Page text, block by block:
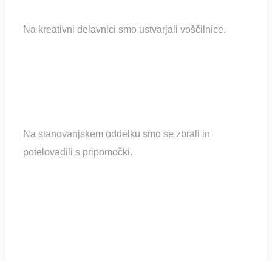
Na kreativni delavnici smo ustvarjali voščilnice.
Na stanovanjskem oddelku smo se zbrali in
potelovadili s pripomočki.